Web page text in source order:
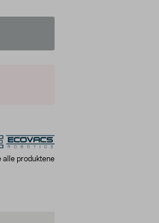
alle produktene